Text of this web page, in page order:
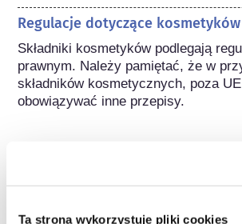
Ta strona wykorzystuje pliki cookies
Regulacje dotyczące kosmetyków
Składniki kosmetyków podlegają
prawnym. Należy pamiętać, że w
składników kosmetycznych, poza
obowiązywać inne przepisy.
Poznaj swoje